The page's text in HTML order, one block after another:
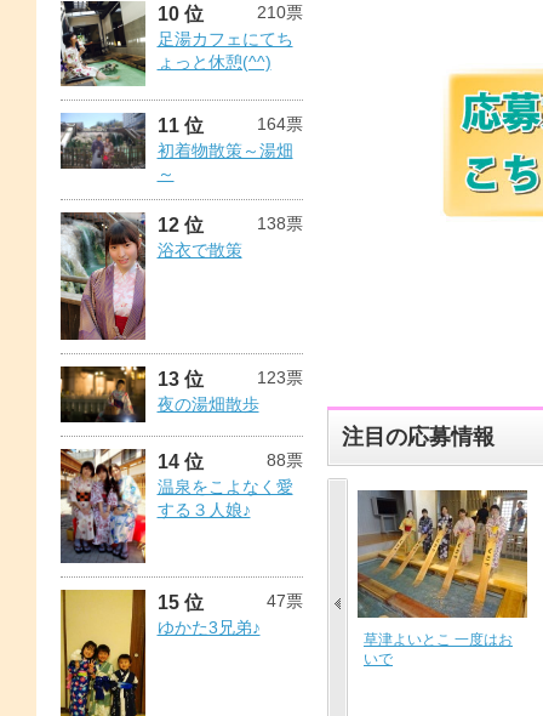
10 位
210票
足湯カフェにてち
ょっと休憩(^^)
11 位
164票
初着物散策～湯畑
～
12 位
138票
浴衣で散策
13 位
123票
夜の湯畑散歩
14 位
88票
温泉をこよなく愛
する３人娘♪
15 位
47票
ゆかた3兄弟♪
注目の応募情報
が違うぞ？「間違
探せ！」
親友と草津温泉&#9825;
初めての浴衣。初めて
の温泉。